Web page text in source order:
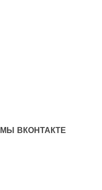
МЫ ВКОНТАКТЕ